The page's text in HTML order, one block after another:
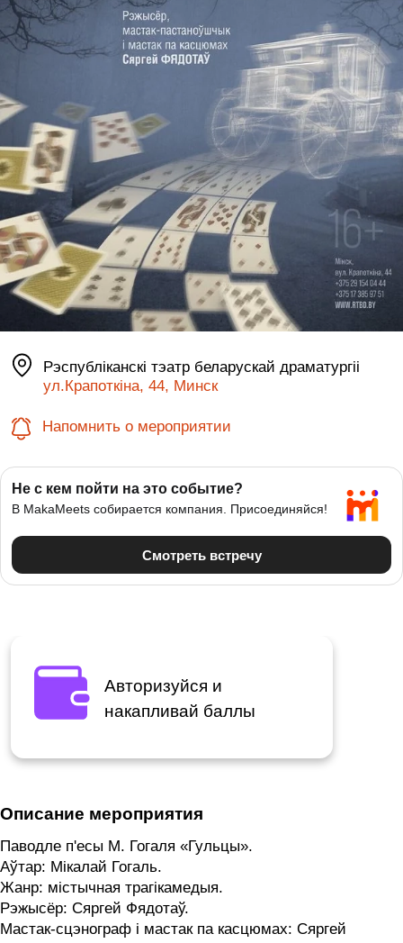
Рэспублiканскi тэатр беларускай драматургii
ул.Крапоткіна, 44, Минск
Напомнить о мероприятии
Авторизуйся и
накапливай баллы
Описание мероприятия
Паводле п'есы М. Гогаля «Гульцы».
Аўтар: Мікалай Гогаль.
Жанр: містычная трагікамедыя.
Рэжысёр: Сяргей Фядотаў.
Мастак-сцэнограф і мастак па касцюмах: Сяргей